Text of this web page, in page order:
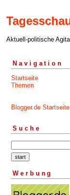
Aktuell-politische
Navigation
Startseite
Themen
Blogger.de Startseite
Suche
Werbung